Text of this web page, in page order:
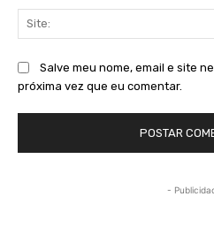
Salve meu nome, email e site
próxima vez que eu comentar.
-